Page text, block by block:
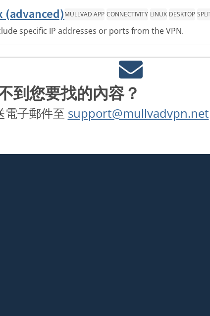
MULLVAD APP CONNECTIVITY LINUX DESKTOP
specific IP addresses or ports from the VPN.
到您要找的內容？
電子郵件至 support@mullvadvpn.net